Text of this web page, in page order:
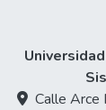
Calle Arce